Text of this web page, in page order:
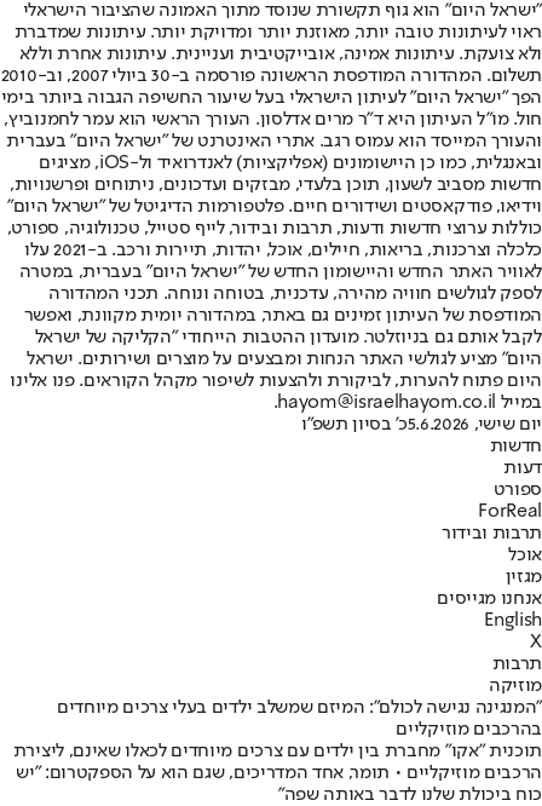
"ישראל היום" הוא גוף תקשורת שנוסד מתוך האמונה שהציבור הישראלי
ראוי לעיתונות טובה יותר, מאוזנת יותר ומדויקת יותר. עיתונות שמדברת
ולא צועקת. עיתונות אמינה, אובייקטיבית ועניינית. עיתונות אחרת וללא
תשלום. המהדורה המודפסת הראשונה פורסמה ב-30 ביולי 2007, וב-2010
הפך "ישראל היום" לעיתון הישראלי בעל שיעור החשיפה הגבוה ביותר בימי
חול. מו"ל העיתון היא ד"ר מרים אדלסון. העורך הראשי הוא עמר לחמנוביץ,
והעורך המייסד הוא עמוס רגב. אתרי האינטרנט של "ישראל היום" בעברית
ובאנגלית, כמו כן היישומונים (אפליקציות) לאנדרואיד ול-iOS, מציגים
חדשות מסביב לשעון, תוכן בלעדי, מבזקים ועדכונים, ניתוחים ופרשנויות,
וידיאו, פודקאסטים ושידורים חיים. פלטפורמות הדיגיטל של "ישראל היום"
כוללות ערוצי חדשות ודעות, תרבות ובידור, לייף סטייל, טכנולוגיה, ספורט,
כלכלה וצרכנות, בריאות, חיילים, אוכל, יהדות, תיירות ורכב. ב-2021 עלו
לאוויר האתר החדש והיישומון החדש של "ישראל היום" בעברית, במטרה
לספק לגולשים חוויה מהירה, עדכנית, בטוחה ונוחה. תכני המהדורה
המודפסת של העיתון זמינים גם באתר, במהדורה יומית מקוונת, ואפשר
לקבל אותם גם בניוזלטר. מועדון ההטבות הייחודי "הקליקה של ישראל
היום" מציע לגולשי האתר הנחות ומבצעים על מוצרים ושירותים. ישראל
היום פתוח להערות, לביקורת ולהצעות לשיפור מקהל הקוראים. פנו אלינו
במייל hayom@israelhayom.co.il.
יום שישי, 5.6.2026
כ' בסיון תשפ"ו
חדשות
דעות
ספורט
ForReal
תרבות ובידור
אוכל
מגזין
אנחנו מגייסים
English
X
תרבות
מוזיקה
"המנגינה נגישה לכולם": המיזם שמשלב ילדים בעלי צרכים מיוחדים
בהרכבים מוזיקליים
תוכנית "אקו" מחברת בין ילדים עם צרכים מיוחדים לכאלו שאינם, ליצירת
הרכבים מוזיקליים • תומר, אחד המדריכים, שגם הוא על הספקטרום: "יש
כוח ביכולת שלנו לדבר באותה שפה"